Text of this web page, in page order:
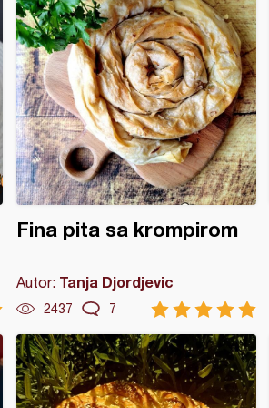
Fina pita sa krompirom
Autor: Tanja Djordjevic
2437 7